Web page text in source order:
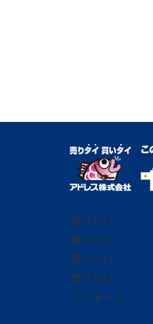
売りたい
買いたい
貸したい
借りたい
リフォーム